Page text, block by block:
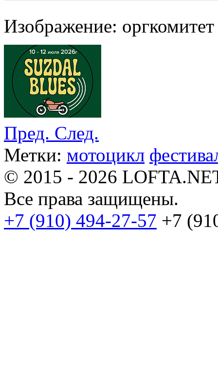
Изображение: оргкомитет
Пред. След.
Метки: мотоцикл
© 2015 - 2026
Все права защищены.
+7 (910) 494-27-57 +7